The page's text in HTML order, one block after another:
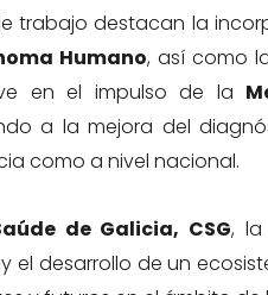
trabajo destacan la
Humano, así como
en el impulso de la
a la mejora del
como a nivel nacional.
de Galicia, CSG, la
el desarrollo de un